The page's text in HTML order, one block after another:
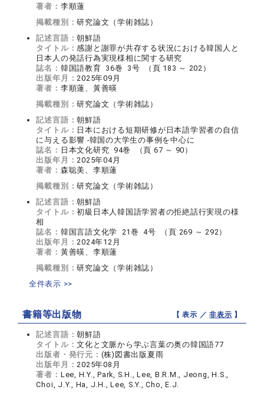
著者： 李順蓮
掲載種別：研究論文（学術雑誌）
記述言語：朝鮮語
タイトル：感謝と謝罪が共存する状況における韓国人と
日本人の発話行為実現様相に関する研究
誌名： 韓国語教育 36巻 3号 （頁 183 ～ 202）
出版年月：2025年09月
著者： 李順蓮、黃善暎
掲載種別：研究論文（学術雑誌）
記述言語：朝鮮語
タイトル： 日本における短期研修が日本語学習者の自信
に与える影響 -韓国の大学生の事例を中心に
誌名： 日本文化研究 94巻 （頁 67 ～ 90）
出版年月：2025年04月
著者： 森聡美、李順蓮
掲載種別：研究論文（学術雑誌）
記述言語：朝鮮語
タイトル：初級日本人韓国語学習者の拒絶話行実現の様
相
誌名： 韓国言語文化学 21巻 4号 （頁 269 ～ 292）
出版年月：2024年12月
著者： 黃善暎、李順蓮
掲載種別：研究論文（学術雑誌）
全件表示 >>
書籍等出版物 【 表示 ／非表示 】
記述言語：朝鮮語
タイトル：文化と文脈から学ぶ言葉の奥の韓国語77
出版者・発行元： (株)図書出版夏雨
出版年月：2025年08月
著者： Lee, H.Y., Park, S.H., Lee, B.R.M., Jeong, H.S.,
Choi, J.Y., Ha, J.H., Lee, S.Y., Cho, E.J.